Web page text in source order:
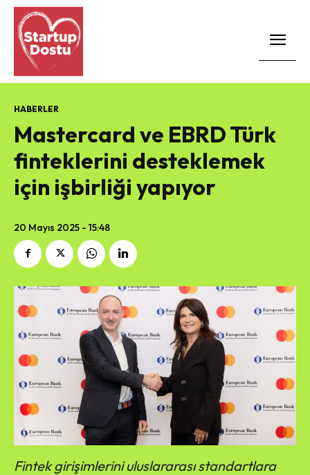
20 Mayıs 2025 - 15:48
HABERLER
Mastercard ve EBRD Türk
finteklerini desteklemek
için işbirliği yapıyor
Fintek girişimlerini uluslararası standartlara